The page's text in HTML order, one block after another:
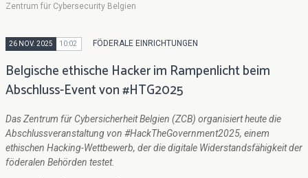
Zentrum für Cybersecurity Belgien
26 NOV. 2025 10:02 FÖDERALE EINRICHTUNGEN
Belgische ethische Hacker im Rampenlicht beim
Abschluss-Event von #HTG2025
Das Zentrum für Cybersicherheit Belgien (ZCB) organisiert heute die
Abschlussveranstaltung von #HackTheGovernment2025, einem
ethischen Hacking-Wettbewerb, der die digitale Widerstandsfähigkeit der
föderalen Behörden testet.